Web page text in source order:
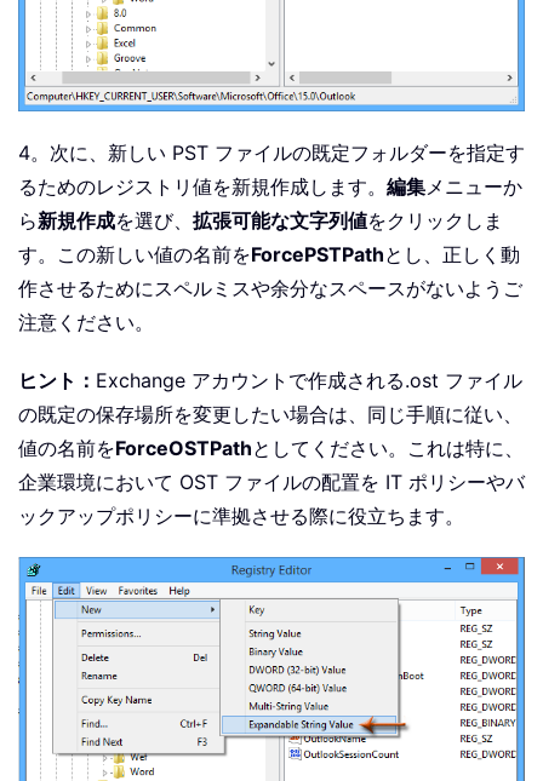
4。次に、新しい PST ファイルの既定フォルダーを指定す
るためのレジストリ値を新規作成します。 編集 メニューか
ら新規作成を選び、 拡張可能な文字列値をクリックしま
す。この新しい値の名前をForcePSTPathとし、正しく動
作させるためにスペルミスや余分なスペースがないようご
注意ください。
ヒント： Exchange アカウントで作成される.ost ファイル
の既定の保存場所を変更したい場合は、同じ手順に従い、
値の名前をForceOSTPathとしてください。これは特に、
企業環境において OST ファイルの配置を IT ポリシーやバ
ックアップポリシーに準拠させる際に役立ちます。